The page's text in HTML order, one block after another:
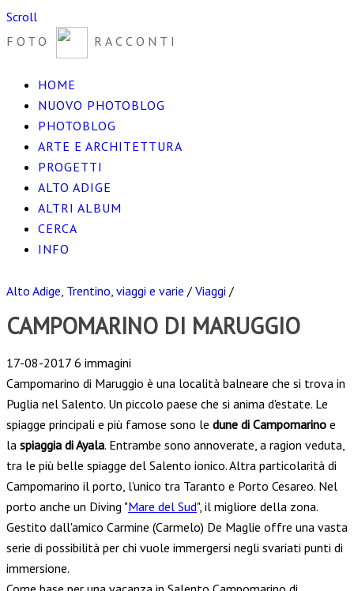
Scroll
FOTO
RACCONTI
HOME
NUOVO PHOTOBLOG
PHOTOBLOG
ARTE E ARCHITETTURA
PROGETTI
ALTO ADIGE
ALTRI ALBUM
CERCA
INFO
Alto Adige, Trentino, viaggi e varie / Viaggi /
CAMPOMARINO DI MARUGGIO
17-08-2017 6 immagini
Campomarino di Maruggio è una località balneare che si trova in
Puglia nel Salento. Un piccolo paese che si anima d'estate. Le
spiagge principali e più famose sono le dune di Campomarino e
la spiaggia di Ayala. Entrambe sono annoverate, a ragion veduta,
tra le più belle spiagge del Salento ionico. Altra particolarità di
Campomarino il porto, l'unico tra Taranto e Porto Cesareo. Nel
porto anche un Diving "Mare del Sud", il migliore della zona.
Gestito dall'amico Carmine (Carmelo) De Maglie offre una vasta
serie di possibilità per chi vuole immergersi negli svariati punti di
immersione.